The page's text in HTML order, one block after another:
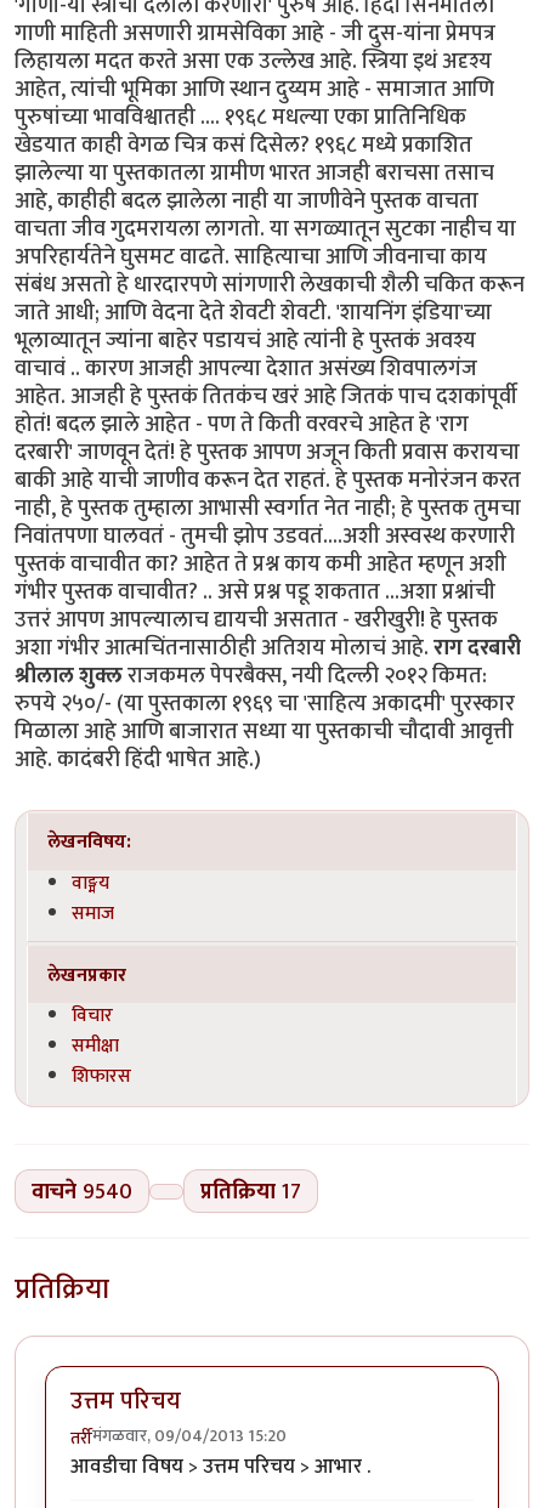
गाणी माहिती असणारी ग्रामसेविका आहे - जी दुस-यांना प्रेमपत्र
लिहायला मदत करते असा एक उल्लेख आहे. स्त्रिया इथं अदृश्य
आहेत, त्यांची भूमिका आणि स्थान दुय्यम आहे - समाजात आणि
पुरुषांच्या भावविश्वातही .... १९६८ मधल्या एका प्रातिनिधिक
खेडयात काही वेगळ चित्र कसं दिसेल? १९६८ मध्ये प्रकाशित
झालेल्या या पुस्तकातला ग्रामीण भारत आजही बराचसा तसाच
आहे, काहीही बदल झालेला नाही या जाणीवेने पुस्तक वाचता
वाचता जीव गुदमरायला लागतो. या सगळ्यातून सुटका नाहीच या
अपरिहार्यतेने घुसमट वाढते. साहित्याचा आणि जीवनाचा काय
संबंध असतो हे धारदारपणे सांगणारी लेखकाची शैली चकित करून
जाते आधी; आणि वेदना देते शेवटी शेवटी. 'शायनिंग इंडिया'च्या
भूलाव्यातून ज्यांना बाहेर पडायचं आहे त्यांनी हे पुस्तकं अवश्य
वाचावं .. कारण आजही आपल्या देशात असंख्य शिवपालगंज
आहेत. आजही हे पुस्तकं तितकंच खरं आहे जितकं पाच दशकांपूर्वी
होतं! बदल झाले आहेत - पण ते किती वरवरचे आहेत हे 'राग
दरबारी' जाणवून देतं! हे पुस्तक आपण अजून किती प्रवास करायचा
बाकी आहे याची जाणीव करून देत राहतं. हे पुस्तक मनोरंजन करत
नाही, हे पुस्तक तुम्हाला आभासी स्वर्गात नेत नाही; हे पुस्तक तुमचा
निवांतपणा घालवतं - तुमची झोप उडवतं....अशी अस्वस्थ करणारी
पुस्तकं वाचावीत का? आहेत ते प्रश्न काय कमी आहेत म्हणून अशी
गंभीर पुस्तक वाचावीत? .. असे प्रश्न पडू शकतात ...अशा प्रश्नांची
उत्तरं आपण आपल्यालाच द्यायची असतात - खरीखुरी! हे पुस्तक
अशा गंभीर आत्मचिंतनासाठीही अतिशय मोलाचं आहे.राग दरबारी
श्रीलाल शुक्लराजकमल पेपरबैक्स, नयी दिल्ली २०१२ किमत:
रुपये २५०/- (या पुस्तकाला १९६९ चा 'साहित्य अकादमी' पुरस्कार
मिळाला आहे आणि बाजारात सध्या या पुस्तकाची चौदावी आवृत्ती
आहे. कादंबरी हिंदी भाषेत आहे.)
लेखनविषय:
वाङ्मय
समाज
लेखनप्रकार
विचार
समीक्षा
शिफारस
वाचने 9540 प्रतिक्रिया17
प्रतिक्रिया
उत्तम परिचय
तर्रीमंगळवार, 09/04/2013 15:20
आवडीचा विषय > उत्तम परिचय > आभार .